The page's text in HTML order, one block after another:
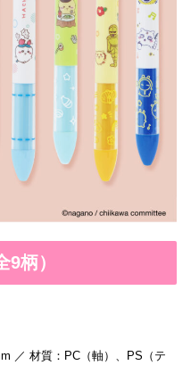
柄）
／ 材質：PC（軸）、PS（テ